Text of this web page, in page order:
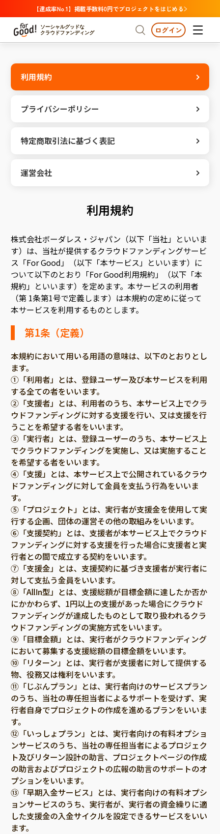
【達成率No.1】掲載手数料0円でプロジェクトをはじめる
ソーシャルグッドな
クラウドファンディング
プロジェクトからさがす 注目
新着
フード・農業
人権・マイノリティ
災害
社会貢献
地域からさがす 北海道・東北
北海道
青森
山形
福島
茨城
栃木
埼玉
東京
中部
新潟
富山
石川
福井
長野
岐阜
愛知
近畿
三重
滋賀
京都
大阪
兵庫
奈良
和歌山
島根
岡山
プロジェクトからさがす
注目 新着
支援金額が多い
支援人数が多い
終了日が近い
地域活性 フード・農業
災害
社会貢献
岩手 宮城
山形
福島
関東
茨城 栃木 群馬 埼玉
千葉
東京
神奈川
中部
新潟 富山 石川 福井
山梨
奈良
中国
鳥取 島根 岡山
四国
徳島 香川 愛媛 高知
九州・沖縄
福岡 佐賀 長崎 熊本
大分
宮崎
鹿児島 沖縄
ログイン
利用規約
プライバシーポリシー
特定商取引法に基づく表記
運営会社
利用規約
株式会社ボーダレス・ジャパン（以下「当社」といいま
す）は、当社が提供するクラウドファンディングサービ
ス「For Good」（以下「本サービス」といいます）に
ついて以下のとおり「For Good利用規約」（以下「本
規約」といいます）を定めます。本サービスの利用者
（第 1条第1号で定義します）は本規約の定めに従って
本サービスを利用するものとします。
第1条（定義）
本規約において用いる用語の意味は、以下のとおりとし
ます。
①「利用者」とは、登録ユーザー及び本サービスを利用
する全ての者をいいます。
②「支援者」とは、利用者のうち、本サービス上でクラ
ウドファンディングに対する支援を行い、又は支援を行
うことを希望する者をいいます。
③「実行者」とは、登録ユーザーのうち、本サービス上
でクラウドファンディングを実施し、又は実施すること
を希望する者をいいます。
④「支援」とは、本サービス上で公開されているクラウ
ドファンディングに対して金員を支払う行為をいいま
す。
⑤「プロジェクト」とは、実行者が支援金を使用して実
行する企画、団体の運営その他の取組みをいいます。
⑥「支援契約」とは、支援者が本サービス上でクラウド
ファンディングに対する支援を行った場合に支援者と実
行者との間で成立する契約をいいます。
⑦「支援金」とは、支援契約に基づき支援者が実行者に
対して支払う金員をいいます。
⑧「AllIn型」とは、支援総額が目標金額に達したか否か
にかかわらず、1円以上の支援があった場合にクラウド
ファンディングが達成したものとして取り扱われるクラ
ウドファンディングの実施方式をいいます。
⑨「目標金額」とは、実行者がクラウドファンディング
において募集する支援総額の目標金額をいいます。
⑩「リターン」とは、実行者が支援者に対して提供する
物、役務又は権利をいいます。
⑪「じぶんプラン」とは、実行者向けのサービスプラン
のうち、当社の専任担当者によるサポートを受けず、実
行者自身でプロジェクトの作成を進めるプランをいいま
す。
⑫「いっしょプラン」とは、実行者向けの有料オプショ
ンサービスのうち、当社の専任担当者によるプロジェク
ト及びリターン設計の助言、プロジェクトページの作成
の助言およびプロジェクトの広報の助言のサポートのオ
プションをいいます。
⑬「早期入金サービス」とは、実行者向けの有料オプシ
ョンサービスのうち、実行者が、実行者の資金繰りに適
した支援金の入金サイクルを設定できるサービスをいい
ます。